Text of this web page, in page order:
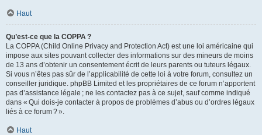
Haut
Qu’est-ce que la COPPA ?
La COPPA (Child Online Privacy and Protection Act) est une loi américaine qui
impose aux sites pouvant collecter des informations sur des mineurs de moins
de 13 ans d’obtenir un consentement écrit de leurs parents ou tuteurs légaux.
Si vous n’êtes pas sûr de l’applicabilité de cette loi à votre forum, consultez un
conseiller juridique. phpBB Limited et les propriétaires de ce forum n’apportent
pas d’assistance légale ; ne les contactez pas à ce sujet, sauf comme indiqué
dans « Qui dois-je contacter à propos de problèmes d’abus ou d’ordres légaux
liés à ce forum ? ».
Haut